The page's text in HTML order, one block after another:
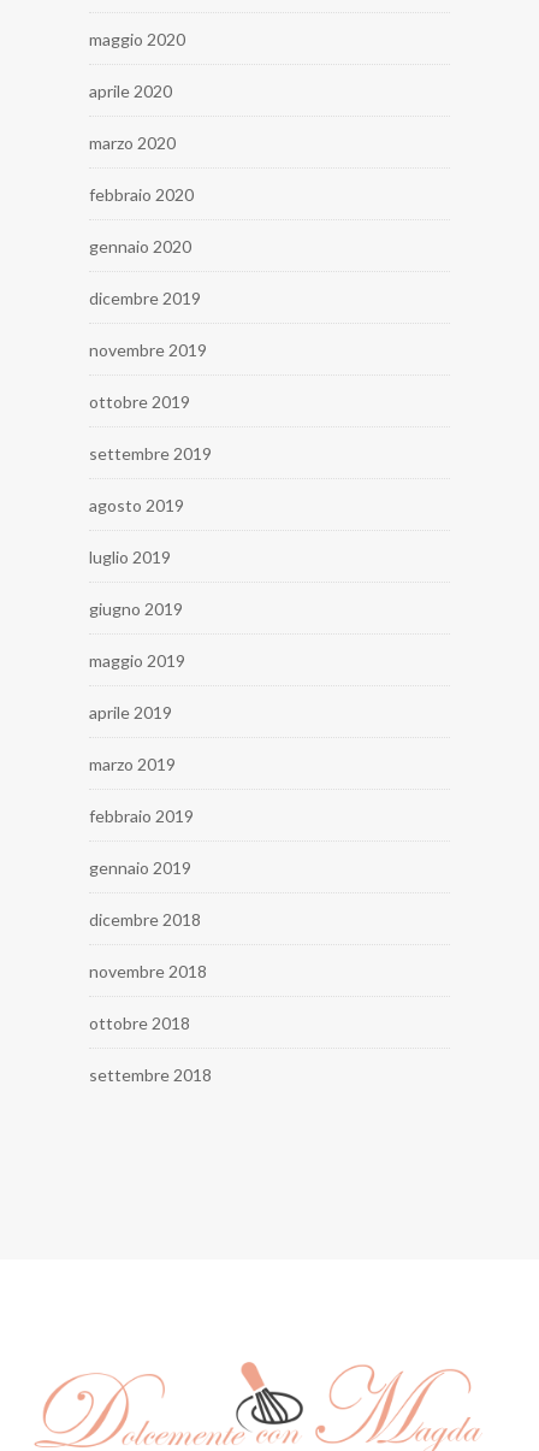
maggio 2020
aprile 2020
marzo 2020
febbraio 2020
gennaio 2020
dicembre 2019
novembre 2019
ottobre 2019
settembre 2019
agosto 2019
luglio 2019
giugno 2019
maggio 2019
aprile 2019
marzo 2019
febbraio 2019
gennaio 2019
dicembre 2018
novembre 2018
ottobre 2018
settembre 2018